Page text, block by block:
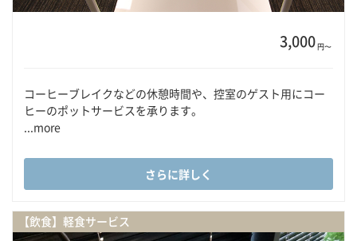
3,000円〜
コーヒーブレイクなどの休憩時間や、控室のゲスト用にコー
ヒーのポットサービスを承ります。
...more
さらに詳しく
【飲食】軽食サービス